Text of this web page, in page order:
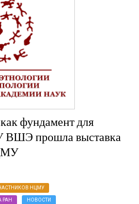
фундамент для
ВШЭ прошла выставка
НЦМУ
РАН НОВОСТИ